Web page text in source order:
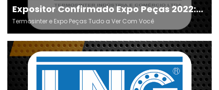
Expositor Confirmado Expo Peças 2022:
Termosinter
Termosinter e Expo Peças Tudo a Ver Com Você